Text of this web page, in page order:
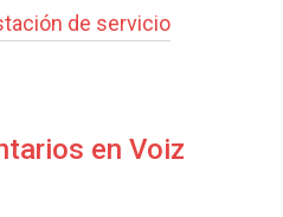
de servicio
en Voiz